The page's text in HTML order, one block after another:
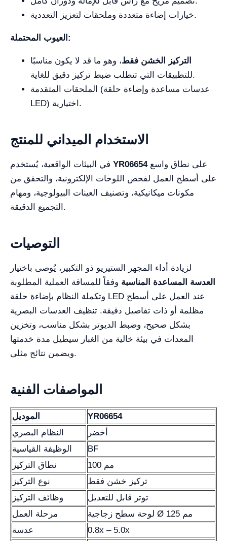
خيارات إضاءة متعددة وملحقات لتعزيز التعددية.
العيوب المحتملة:
التركيز الخشن فقط، وهو ما قد لا يكون مناسبًا
للتطبيقات التي تتطلب ضبط تركيز دقيق للغاية.
الملحقات المتقدمة (عدسات مساعدة وإضاءة حلقة
LED) اختيارية.
الاستخدام الميداني للمنتج
YR06654على نطاق واسع
على أسطح العمل لفحص اللوحات الإلكترونية، والتحقق من
مكونات ميكانيكية، وتصنيف العينات البيولوجية، ومهام
التجميع الدقيقة.
التوصيات
لزيادة أداء المجهر الستيريو ذو التكبير، يُوصى باختيار
العدسة المساعدة المناسبة وفقاً للمسافة العملية المطلوبة
وتكملة النظام بإضاءة حلقة LED عند العمل على أسطح
مظلمة أو ذات تفاصيل دقيقة. تنظيف العدسات البصرية
بشكل صحيح، وضبط الديوتر بشكل مناسب، وتخزين
المعدات في بيئة خالية من الغبار سيطيل مدة خدمتها
ويضمن نتائج مثلى.
المواصفات الفنية
الموديل
YR06654
النظام البصري
أخضر
الوظيفة القياسية
BF
نطاق التركيز
100 مم
نوع التركيز
تركيز خشن فقط
وظائف التركيز
توتر قابل للتعديل
مرحلة العمل
لوحة سطح زجاجية Ø 125 مم
عدسة
0.8x – 5.0x